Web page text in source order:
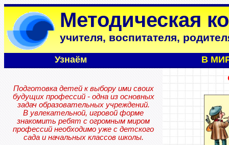
Методическая
учителя, воспитателя,
Узнаём В
Подготовка детей к выбору ими своих
будущих профессий - одна из основных
задач образовательных учреждений.
В увлекательной, игровой форме
знакомить ребят с огромным миром
профессий необходимо уже с детского
сада и начальных классов школы.